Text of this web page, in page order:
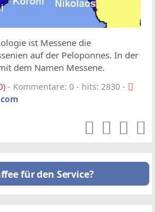
ist Messene die
auf der Peloponnes. In der
dem Namen Messene.
- Kommentare: 0 - hits: 2830 -
für den Service?